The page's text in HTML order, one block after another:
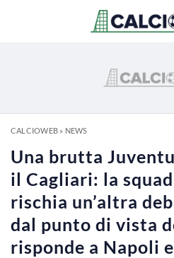
CALCIOWEB» NEWS
Una brutta
il Cagliari: la
rischia un’altra
dal punto di vista
risponde a Napoli